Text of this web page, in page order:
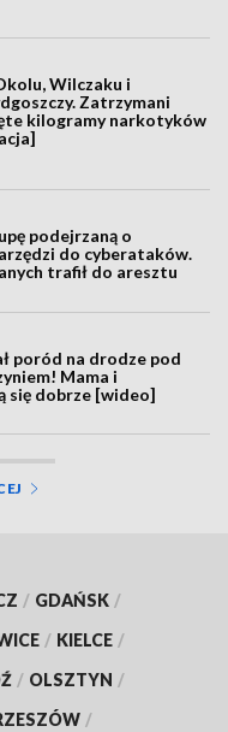
Wilczaku i
Zatrzymani
kilogramy narkotyków
podejrzaną o
do cyberataków.
trafił do aresztu
poród na drodze pod
Mama i
się dobrze [wideo]
/ GDAŃSK /
/ KIELCE /
/ OLSZTYN /
/